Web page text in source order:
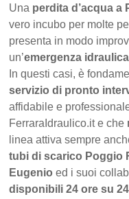
Una perdita d’acqua a
vero incubo per molte
presenta in modo
un’emergenza
In questi casi, è
servizio di pronto
affidabile e
FerraraIdraulico.it e che
linea attiva sempre
tubi di scarico Poggio
Eugenio ed i suoi
disponibili 24 ore su 24